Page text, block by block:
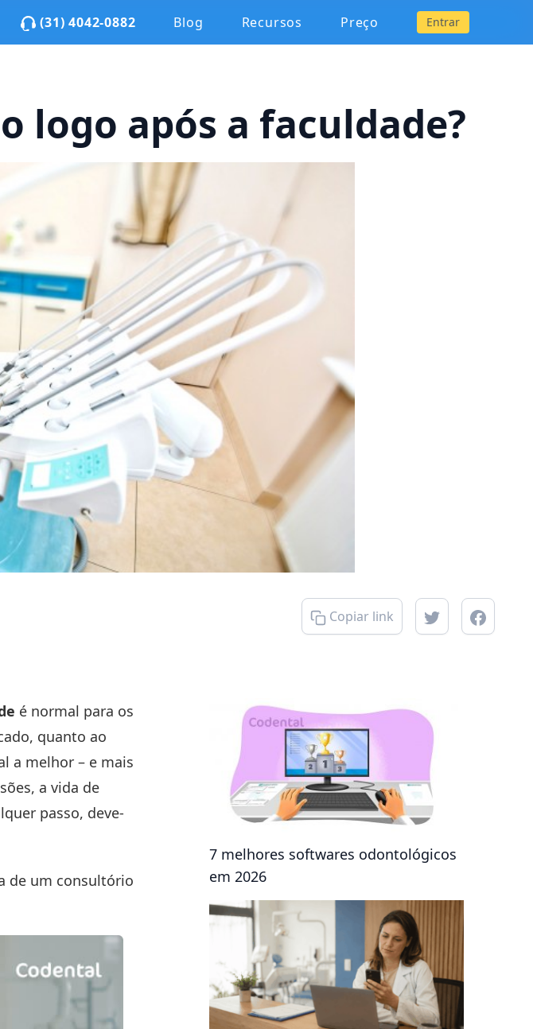
(31) 4042-0882 Blog Recursos Preço Entrar
logo após a faculdade?
Copiar link
é normal para os
quanto ao
a melhor – e mais
a vida de
passo, deve-
de um consultório
7 melhores softwares odontológicos
em 2026